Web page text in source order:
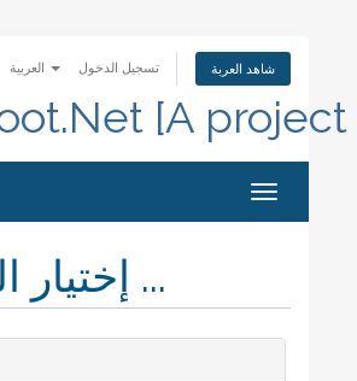
تسجيل الدخول شاهد العربة
[A
Toggle
navigation
إختيار الدومين ...